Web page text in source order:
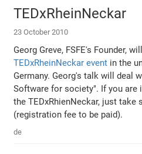
TEDxRheinNeckar
23 October 2010
Georg Greve, FSFE's Founder,
TEDxRheinNeckar event in the
Germany. Georg's talk will deal
Software for society". If you are
the TEDxRhienNeckar, just take
(registration fee to be paid).
de